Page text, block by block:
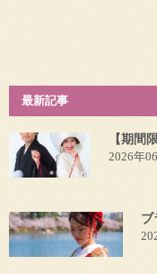
最新記事
【期間
2026年
ブ